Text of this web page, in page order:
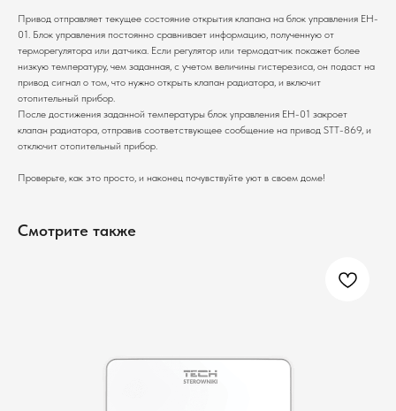
Привод отправляет текущее состояние открытия клапана на блок управления EH-
01. Блок управления постоянно сравнивает информацию, полученную от
терморегулятора или датчика. Если регулятор или термодатчик покажет более
низкую температуру, чем заданная, с учетом величины гистерезиса, он подаст на
привод сигнал о том, что нужно открыть клапан радиатора, и включит
отопительный прибор.
После достижения заданной температуры блок управления EH-01 закроет
клапан радиатора, отправив соответствующее сообщение на привод STT-869, и
отключит отопительный прибор.
Проверьте, как это просто, и наконец почувствуйте уют в своем доме!
Смотрите также